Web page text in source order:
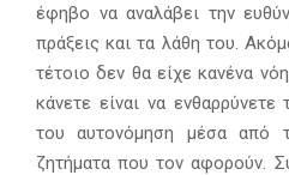
έφηβο να αναλάβει την
πράξεις και τα λάθη του.
τέτοιο δεν θα είχε κανένα
κάνετε είναι να
του αυτονόμηση μέσα από
ζητήματα που τον αφορούν.